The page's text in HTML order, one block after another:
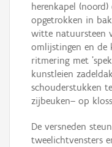
herenkapel (noord)
opgetrokken in
witte natuursteen
omlijstingen en de
ritmering met
kunstleien
schouderstukken
zijbeuken– op
De versneden
tweelichtvensters